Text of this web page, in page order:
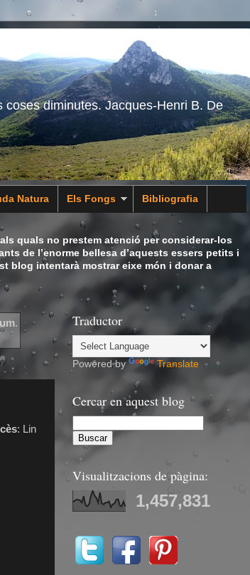
diminutes. Jacques-Henri B. De
Natura Els Fongs Bibliografia
quals no prestem atenció per considerar-los
de l’enorme bellesa d’aquests essers petits i
blog intentarà mostrar eixe món i donar a
.
: Lin
Traductor
Powered by Translate
Cercar en aquest blog
Visualitzacions de pàgina:
1,457,831